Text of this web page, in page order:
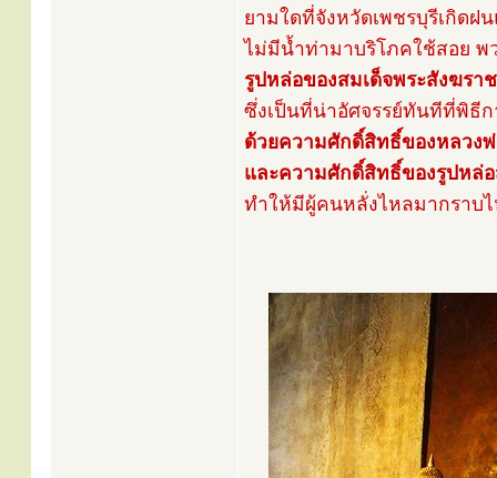
ยามใดที่จังหวัดเพชรบุรีเกิด
ไม่มีน้ำท่ามาบริโภคใช้สอย
รูปหล่อของสมเด็จพระสังฆรา
ซึ่งเป็นที่น่าอัศจรรย์ทันทีที่พิธี
ด้วยความศักดิ์สิทธิ์ของหลวง
และความศักดิ์สิทธิ์ของรูปหล่
ทำให้มีผู้คนหลั่งไหลมากราบไ